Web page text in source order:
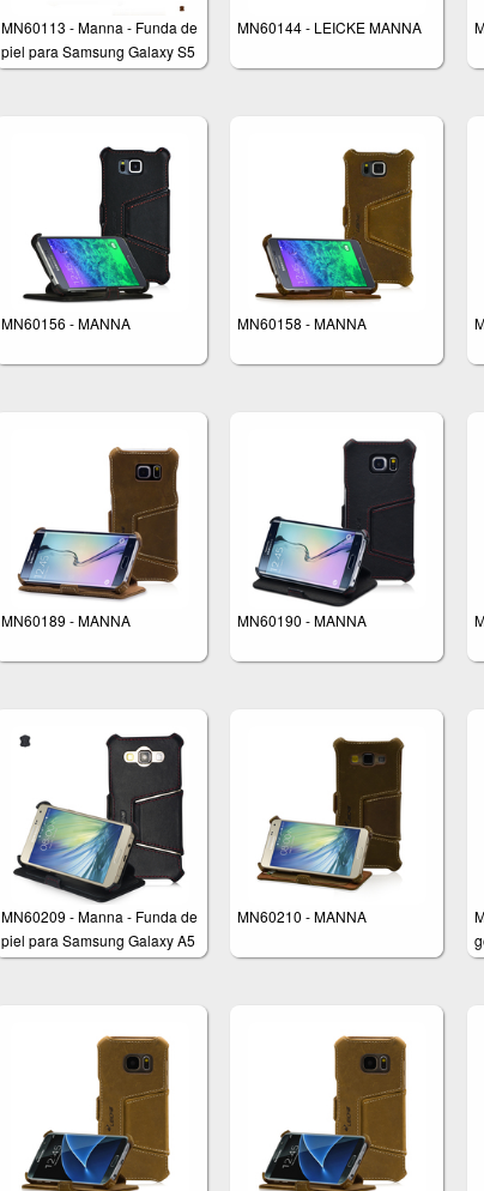
MN60113 - Manna - Funda de
piel para Samsung Galaxy S5
- Función soporte - PIEL
MN60144 - LEICKE MANNA
MN60156 - MANNA MN60158 - MANNA
MN60189 - MANNA MN60190 - MANNA
MN60209 - Manna - Funda de
piel para Samsung Galaxy A5
– Piel genuina – Función
MN60210 - MANNA